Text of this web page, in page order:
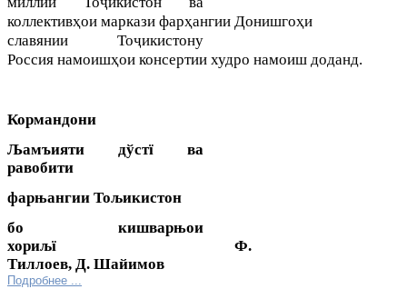
коллективҳои маркази фарҳангии Донишгоҳи
славянии Тоҷикистону
Россия намоишҳои консертии худро намоиш доданд.
Кормандони
Љамъияти дўстї ва
равобити
фарњангии Тољикистон
бо кишварњои
хориљї Ф.
Тиллоев, Д. Шайимов
Подробнее ...